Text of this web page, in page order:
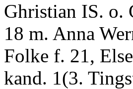
Ghristian IS. o.
18 m. Anna
Folke f. 21,
kand. 1(3.